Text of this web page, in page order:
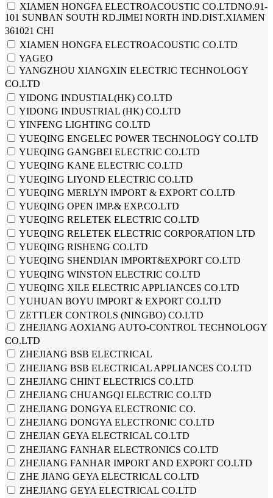
XIAMEN HONGFA ELECTROACOUSTIC CO.LTDNO.91-
101 SUNBAN SOUTH RD.JIMEI NORTH IND.DIST.XIAMEN
361021 CHI
XIAMEN HONGFA ELECTROACOUSTIC СО.LTD
YAGEO
YANGZHOU XIANGXIN ELECTRIC TECHNOLOGY
CO.LTD
YIDONG INDUSTIAL(HK) CO.LTD
YIDONG INDUSTRIAL (HK) CO.LTD
YINFENG LIGHTING CO.LTD
YUEQING ENGELEC POWER TECHNOLOGY CO.LTD
YUEQING GANGBEI ELECTRIC CO.LTD
YUEQING KANE ELECTRIC CO.LTD
YUEQING LIYOND ELECTRIC CO.LTD
YUEQING MERLYN IMPORT & EXPORT CO.LTD
YUEQING OPEN IMP.& EXP.CO.LTD
YUEQING RELETEK ELECTRIC CO.LTD
YUEQING RELETEK ELECTRIC CORPORATION LTD
YUEQING RISHENG CO.LTD
YUEQING SHENDIAN IMPORT&EXPORT CO.LTD
YUEQING WINSTON ELECTRIC CO.LTD
YUEQING XILE ELECTRIC APPLIANCES CO.LTD
YUHUAN BOYU IMPORT & EXPORT CO.LTD
ZETTLER CONTROLS (NINGBO) CO.LTD
ZHEJIANG AOXIANG AUTO-CONTROL TECHNOLOGY
CO.LTD
ZHEJIANG BSB ELECTRICAL
ZHEJIANG BSB ELECTRICAL APPLIANCES CO.LTD
ZHEJIANG CHINT ELECTRICS CO.LTD
ZHEJIANG CHUANGQI ELECTRIC CO.LTD
ZHEJIANG DONGYA ELECTRONIC CO.
ZHEJIANG DONGYA ELECTRONIC CO.LTD
ZHEJIAN GEYA ELECTRICAL CO.LTD
ZHEJIANG FANHAR ELECTRONICS CO.LTD
ZHEJIANG FANHAR IMPORT AND EXPORT CO.LTD
ZHE JIANG GEYA ELECTRICAL CO.LTD
ZHEJIANG GEYA ELECTRICAL CO.LTD